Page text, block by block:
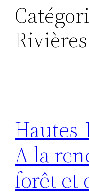
Rivières
A la
forêt et